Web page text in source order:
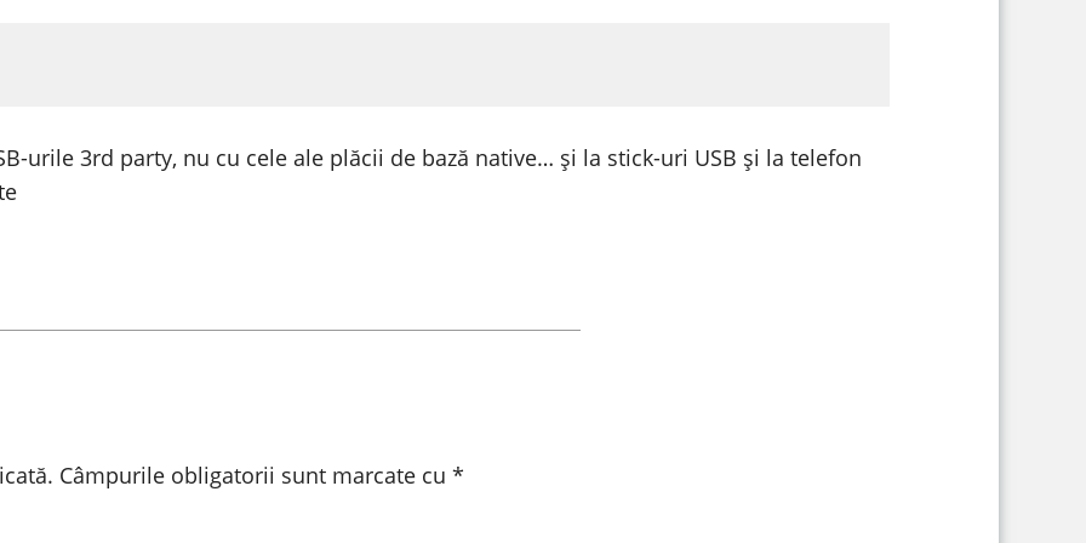
urile 3rd party, nu cu cele ale plăcii de bază native… și la stick-uri USB și la telefon
Câmpurile obligatorii sunt marcate cu *